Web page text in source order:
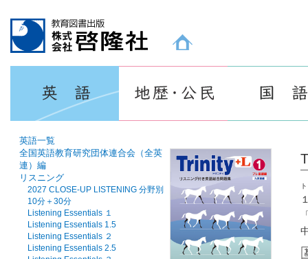
英語一覧
全国英語教育研究団体連合会（全英
連）編
リスニング
2027 CLOSE-UP LISTENING 分野別
10分＋30分
Listening Essentials １
Listening Essentials 1.5
Listening Essentials ２
Listening Essentials 2.5